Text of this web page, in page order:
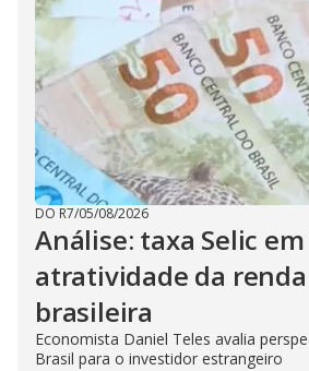
DO R7/05/08/2026
Análise: taxa Selic
atratividade da
brasileira
Economista Daniel Teles avalia
Brasil para o investidor estrangeiro